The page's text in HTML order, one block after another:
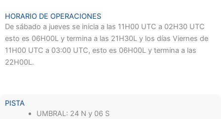
HORARIO DE OPERACIONES
De sábado a jueves se inicia a las 11H00 UTC a 02H30 UTC
esto es 06H00L y termina a las 21H30L y los días Viernes de
11H00 UTC a 03:00 UTC, esto es 06H00L y termina a las
22H00L.
PISTA
UMBRAL: 24 N y 06 S